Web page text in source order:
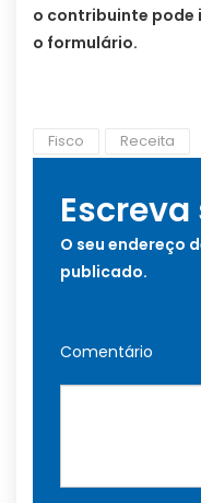
o contribuinte pode
o formulário.
Fisco Receita
O seu endereço
publicado.
Comentário